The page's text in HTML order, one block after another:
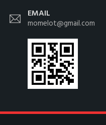
EMAIL
momelot@gmail.com